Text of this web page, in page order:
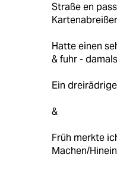
Straße en
Hatte einen
& fuhr -
Ein
&
Früh merkte
Machen/